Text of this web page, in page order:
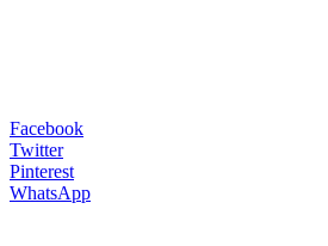
Facebook
Twitter
Pinterest
WhatsApp